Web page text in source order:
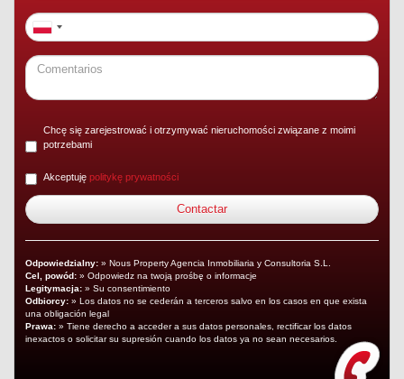
Chcę się zarejestrować i otrzymywać nieruchomości związane z moimi
potrzebami
Akceptuję politykę prywatności
Odpowiedzialny: » Nous Property Agencia Inmobiliaria y Consultoria S.L.
Cel, powód: » Odpowiedz na twoją prośbę o informacje
Legitymacja: » Su consentimiento
Odbiorcy: » Los datos no se cederán a terceros salvo en los casos en que exista
una obligación legal
Prawa: » Tiene derecho a acceder a sus datos personales, rectificar los datos
inexactos o solicitar su supresión cuando los datos ya no sean necesarios.